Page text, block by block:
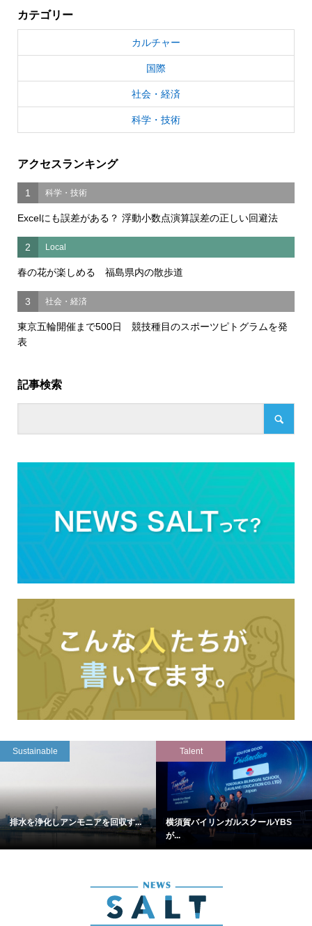
カテゴリー
カルチャー
国際
社会・経済
科学・技術
アクセスランキング
1 科学・技術
Excelにも誤差がある？ 浮動小数点演算誤差の正しい回避法
2 Local
春の花が楽しめる 福島県内の散歩道
3 社会・経済
東京五輪開催まで500日 競技種目のスポーツピトグラムを発
表
記事検索
Sustainable
排水を浄化しアンモニアを回収す...
Talent
横須賀バイリンガルスクールYBS
が...